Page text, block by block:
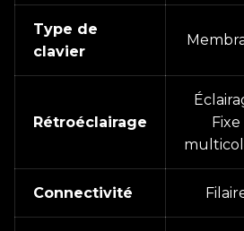
Type de
clavier
Rétroéclairage
Fixe
Connectivité